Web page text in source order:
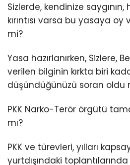
Sizlerde, kendinize
kırıntısı varsa bu yasaya
mi?
Yasa hazırlanırken, Sizlere,
verilen bilginin kırkta biri
düşündüğünüzü soran oldu
PKK Narko-Terör örgütü
mı?
PKK ve türevleri, yılları
yurtdışındaki